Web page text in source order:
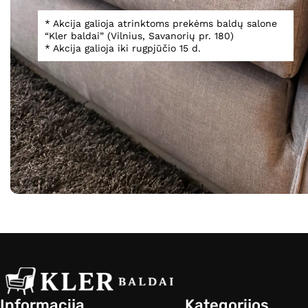
* Akcija galioja atrinktoms prekėms baldų salone
“Kler baldai” (Vilnius, Savanorių pr. 180)
* Akcija galioja iki rugpjūčio 15 d.
Stilius
Art Deco, Modernus
(1)
Modernus
(1)
-50%
LUXURY
Komoda
9 300,00€ 4